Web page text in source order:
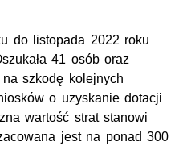
do listopada 2022 roku
41 osób oraz
na szkodę kolejnych
o uzyskanie dotacji
wartość strat stanowi
jest na ponad 300